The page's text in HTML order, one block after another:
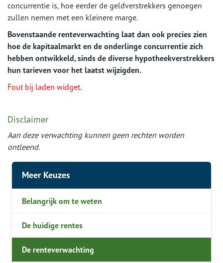
concurrentie is, hoe eerder de geldverstrekkers genoegen
zullen nemen met een kleinere marge.
Bovenstaande renteverwachting laat dan ook precies zien
hoe de kapitaalmarkt en de onderlinge concurrentie zich
hebben ontwikkeld, sinds de diverse hypotheekverstrekkers
hun tarieven voor het laatst wijzigden.
Fout bij laden widget.
Disclaimer
Aan deze verwachting kunnen geen rechten worden
ontleend.
Meer Keuzes
Belangrijk om te weten
De huidige rentes
De renteverwachting